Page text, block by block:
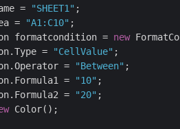
= "SHEET1"
= "A1:C10" ;
formatcondition = new
=
"CellValue" ;
=
"Between" ;
=
"10" ;
=
"20"
Color();